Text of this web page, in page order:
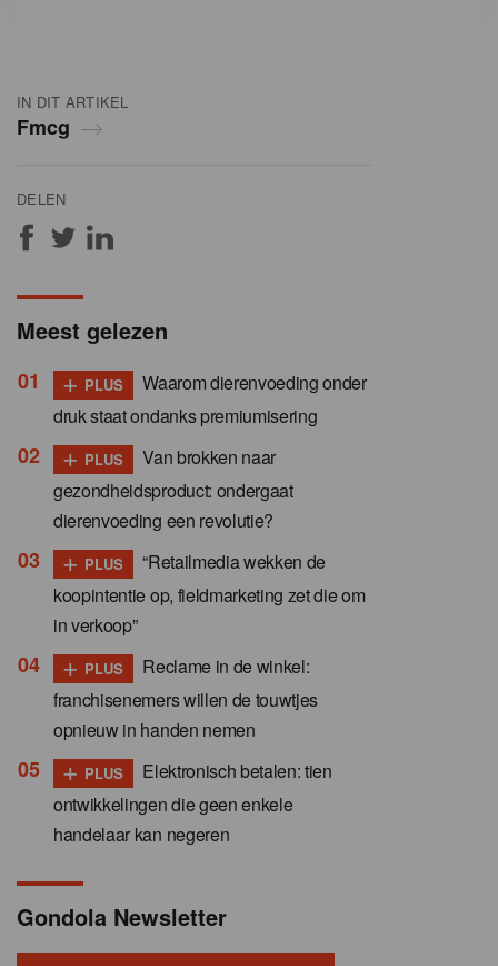
IN DIT ARTIKEL
Fmcg
DELEN
Meest gelezen
+ PLUS
Waarom dierenvoeding onder
druk staat ondanks premiumisering
+ PLUS
Van brokken naar
gezondheidsproduct: ondergaat
dierenvoeding een revolutie?
+ PLUS
“Retailmedia wekken de
koopintentie op, fieldmarketing zet die om
in verkoop”
+ PLUS
Reclame in de winkel:
franchisenemers willen de touwtjes
opnieuw in handen nemen
+ PLUS
Elektronisch betalen: tien
ontwikkelingen die geen enkele
handelaar kan negeren
Gondola Newsletter